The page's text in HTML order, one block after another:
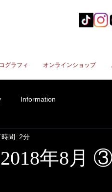
グラフィ オンラインショップ
Information
年8月 ③
時間: 2分